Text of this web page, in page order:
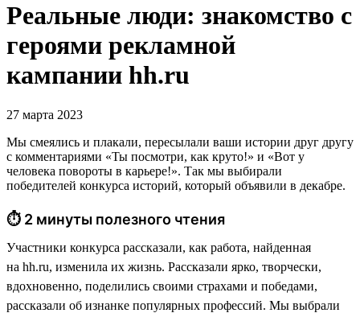
Реальные люди: знакомство с
героями рекламной
кампании hh.ru
27 марта 2023
Мы смеялись и плакали, пересылали ваши истории друг другу
с комментариями «Ты посмотри, как круто!» и «Вот у
человека повороты в карьере!». Так мы выбирали
победителей конкурса историй, который объявили в декабре.
⏱ 2 минуты полезного чтения
Участники конкурса рассказали, как работа, найденная
на hh.ru, изменила их жизнь. Рассказали ярко, творчески,
вдохновенно, поделились своими страхами и победами,
рассказали об изнанке популярных профессий. Мы выбрали